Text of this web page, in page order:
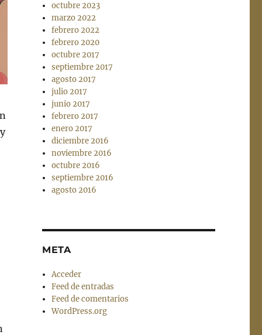
octubre 2023
marzo 2022
febrero 2022
febrero 2020
octubre 2017
septiembre 2017
agosto 2017
julio 2017
junio 2017
febrero 2017
enero 2017
diciembre 2016
noviembre 2016
octubre 2016
septiembre 2016
agosto 2016
META
Acceder
Feed de entradas
Feed de comentarios
WordPress.org